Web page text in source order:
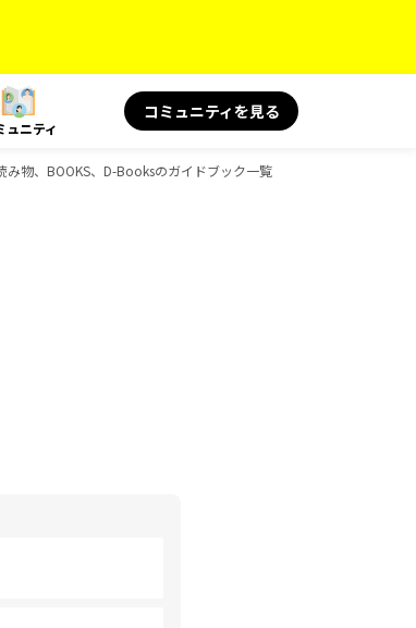
ュニティ
コミュニティを見る
物、BOOKS、D-Booksのガイドブック一覧